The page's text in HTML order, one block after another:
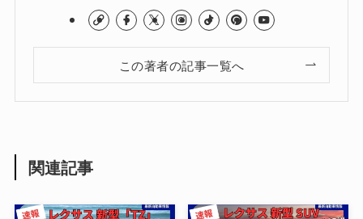
この著者の記事一覧へ
関連記事